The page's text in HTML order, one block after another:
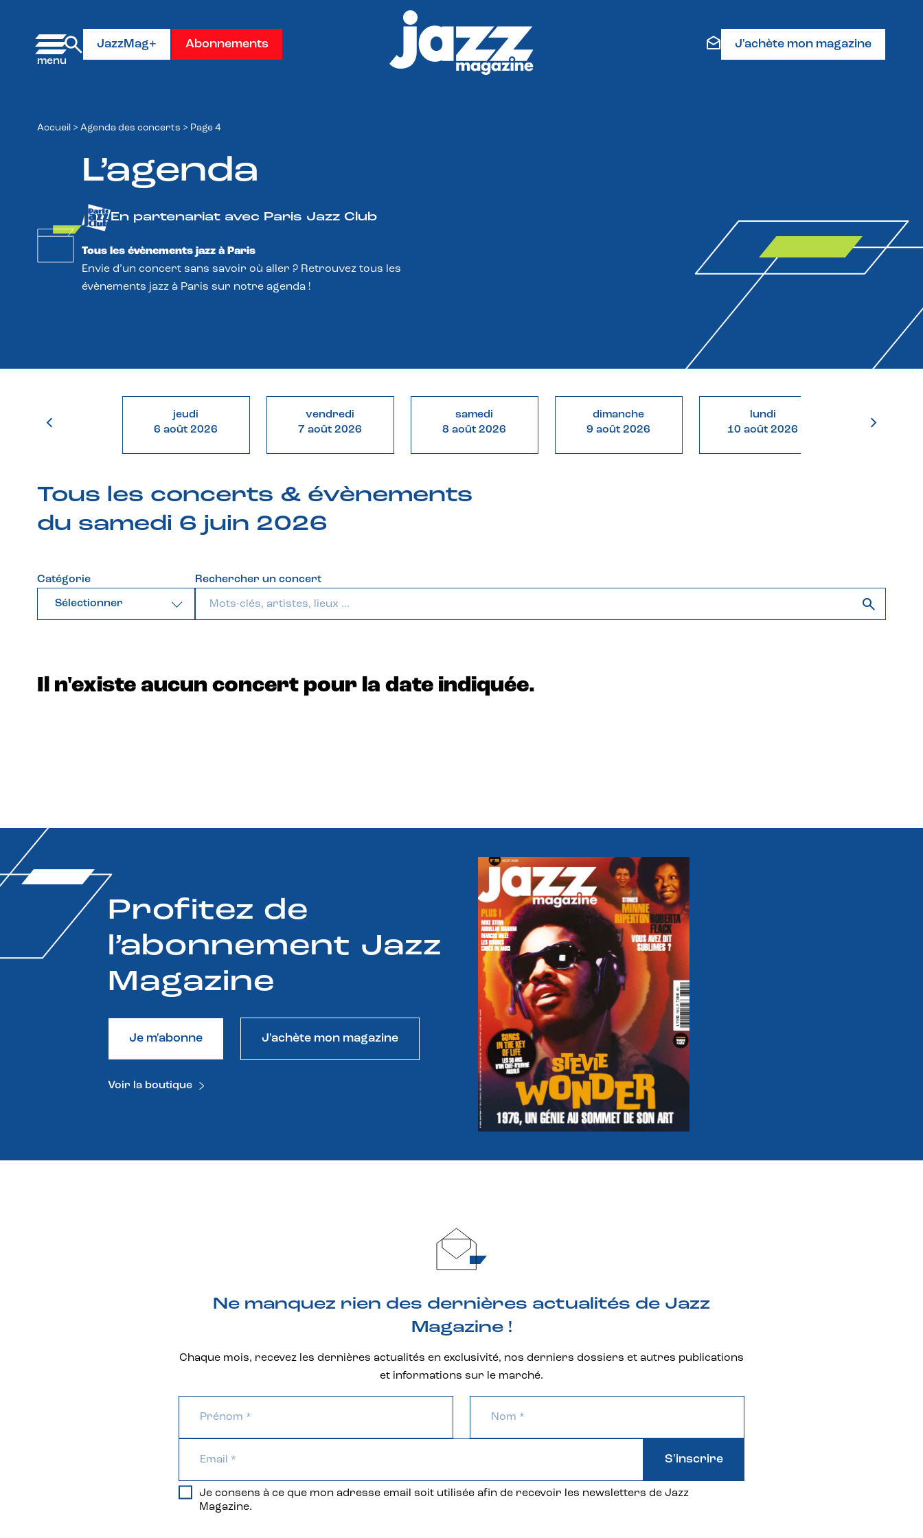
JazzMag+ Abonnements J'achète mon magazine
Accueil > Agenda des concerts > Page 4
L’agenda
En partenariat avec Paris Jazz Club
Tous les évènements jazz à Paris
Envie d’un concert sans savoir où aller ? Retrouvez tous les
évènements jazz à Paris sur notre agenda !
jeudi
6 août 2026
vendredi
7 août 2026
samedi
8 août 2026
dimanche
9 août 2026
lundi
10 août 2026
11 août
Tous les concerts & évènements
du samedi 6 juin 2026
Catégorie
Sélectionner
Rechercher un concert
Il n'existe aucun concert pour la date indiquée.
Profitez de
l’abonnement Jazz
Magazine
Je m'abonne J'achète mon magazine
Voir la boutique
Ne manquez rien des dernières actualités de Jazz
Magazine !
Chaque mois, recevez les dernières actualités en exclusivité, nos derniers dossiers et autres publications
et informations sur le marché.
Je consens à ce que mon adresse email soit utilisée afin de recevoir les newsletters de Jazz
Magazine.
S'inscrire